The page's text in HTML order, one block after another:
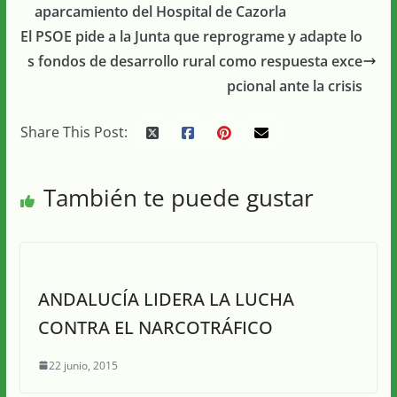
aparcamiento del Hospital de Cazorla
El PSOE pide a la Junta que reprograme y adapte lo
s fondos de desarrollo rural como respuesta exce
pcional ante la crisis
Share This Post:
También te puede gustar
ANDALUCÍA LIDERA LA LUCHA
CONTRA EL NARCOTRÁFICO
22 junio, 2015